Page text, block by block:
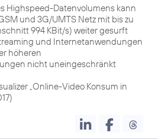
Highspeed-Datenvolumens kann
und 3G/UMTS Netz mit bis zu
994 KBit/s) weiter gesurft
und Internetanwendungen
höheren
nicht uneingeschränkt
„Online-Video Konsum in